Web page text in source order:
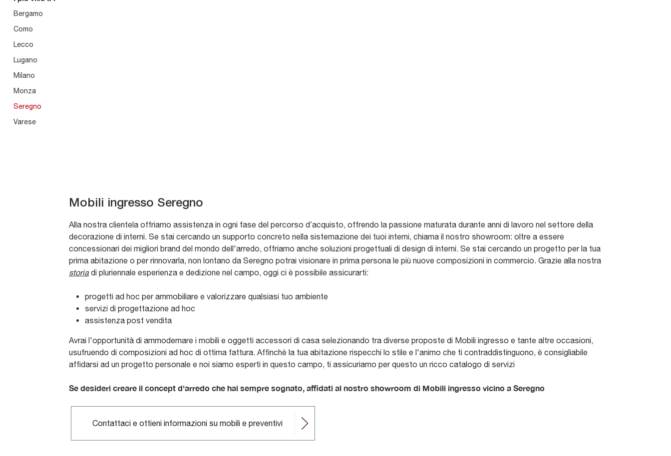
Bergamo
Como
Lecco
Lugano
Milano
Monza
Seregno
Varese
Mobili ingresso Seregno
Alla nostra clientela offriamo assistenza in ogni fase del percorso d’acquisto, offrendo la passione maturata durante anni di lavoro nel settore della
decorazione di interni. Se stai cercando un supporto concreto nella sistemazione dei tuoi interni, chiama il nostro showroom: oltre a essere
concessionari dei migliori brand del mondo dell'arredo, offriamo anche soluzioni progettuali di design di interni. Se stai cercando un progetto per la tua
prima abitazione o per rinnovarla, non lontano da Seregno potrai visionare in prima persona le più nuove composizioni in commercio. Grazie alla nostra
storia di pluriennale esperienza e dedizione nel campo, oggi ci è possibile assicurarti:
progetti ad hoc per ammobiliare e valorizzare qualsiasi tuo ambiente
servizi di progettazione ad hoc
assistenza post vendita
Avrai l'opportunità di ammodernare i mobili e oggetti accessori di casa selezionando tra diverse proposte di Mobili ingresso e tante altre occasioni,
usufruendo di composizioni ad hoc di ottima fattura. Affinchè la tua abitazione rispecchi lo stile e l'animo che ti contraddistinguono, è consigliabile
affidarsi ad un progetto personale e noi siamo esperti in questo campo, ti assicuriamo per questo un ricco catalogo di servizi
Se desideri creare il concept d'arredo che hai sempre sognato, affidati al nostro showroom di Mobili ingresso vicino a Seregno
Contattaci e ottieni informazioni su mobili e preventivi